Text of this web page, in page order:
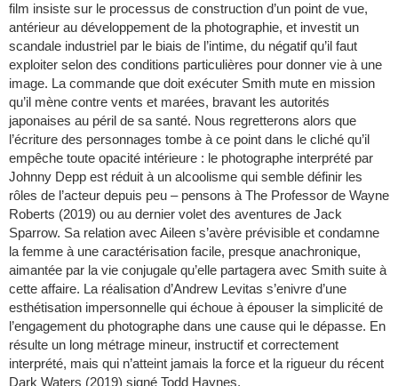
film insiste sur le processus de construction d’un point de vue,
antérieur au développement de la photographie, et investit un
scandale industriel par le biais de l’intime, du négatif qu’il faut
exploiter selon des conditions particulières pour donner vie à une
image. La commande que doit exécuter Smith mute en mission
qu’il mène contre vents et marées, bravant les autorités
japonaises au péril de sa santé. Nous regretterons alors que
l’écriture des personnages tombe à ce point dans le cliché qu’il
empêche toute opacité intérieure : le photographe interprété par
Johnny Depp est réduit à un alcoolisme qui semble définir les
rôles de l’acteur depuis peu – pensons à The Professor de Wayne
Roberts (2019) ou au dernier volet des aventures de Jack
Sparrow. Sa relation avec Aileen s’avère prévisible et condamne
la femme à une caractérisation facile, presque anachronique,
aimantée par la vie conjugale qu’elle partagera avec Smith suite à
cette affaire. La réalisation d’Andrew Levitas s’enivre d’une
esthétisation impersonnelle qui échoue à épouser la simplicité de
l’engagement du photographe dans une cause qui le dépasse. En
résulte un long métrage mineur, instructif et correctement
interprété, mais qui n’atteint jamais la force et la rigueur du récent
Dark Waters (2019) signé Todd Haynes.